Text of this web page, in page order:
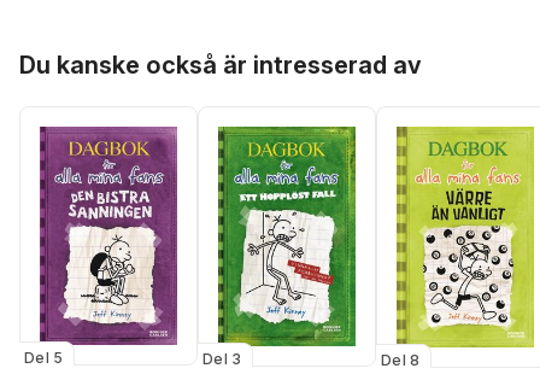
Du kanske också är intresserad av
Del 5 Del 3 Del 8